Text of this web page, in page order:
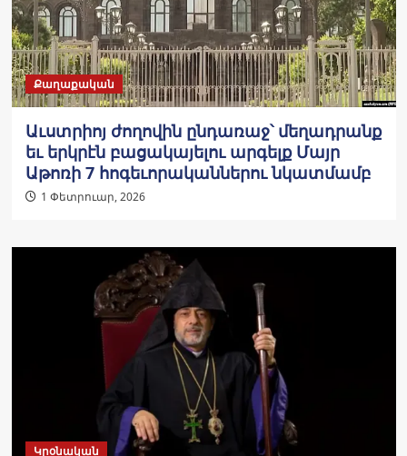
Քաղաքական
Աւստրիոյ ժողովին ընդառաջ՝ մեղադրանք
եւ երկրէն բացակայելու արգելք Մայր
Աթոռի 7 հոգեւորականներու նկատմամբ
1 Փետրուար, 2026
Կրօնական